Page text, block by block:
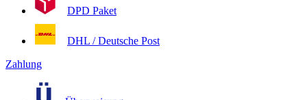
DPD Paket
DHL / Deutsche Post
Zahlung